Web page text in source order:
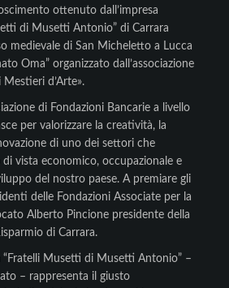
ottenuto dall’impresa
di Musetti Antonio” di Carrara
medievale di San Micheletto a Lucca
Oma” organizzato dall’associazione
d’Arte».
di Fondazioni Bancarie a livello
per valorizzare la creatività, la
di uno dei settori che
vista economico, occupazionale e
del nostro paese. A premiare gli
delle Fondazioni Associate per la
Alberto Pincione presidente della
di Carrara.
Musetti di Musetti Antonio” –
– rappresenta il giusto